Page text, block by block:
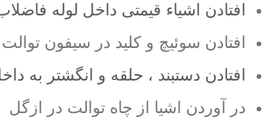
افتادن اشیاء قیمتی داخل لوله
افتادن سوئیچ و کلید در سیفون
افتادن دستبند ، حلقه و انگشتر به
در آوردن اشیا از چاه توالت در ازگل